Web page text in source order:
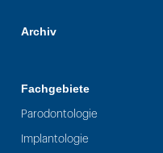
Archiv
Fachgebiete
Parodontologie
Implantologie